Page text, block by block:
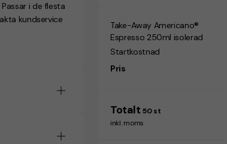
i de flesta
kundservice
Take-Away Americano®
Espresso 250ml isolerad
Startkostnad
Pris
Totalt 50 st
inkl. moms